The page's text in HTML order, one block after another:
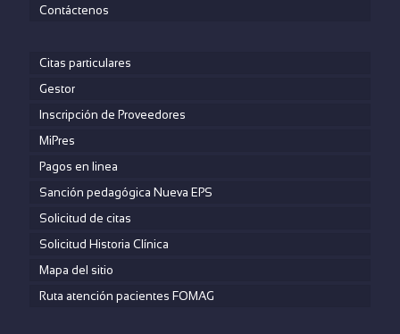
Contáctenos
Citas particulares
Gestor
Inscripción de Proveedores
MiPres
Pagos en linea
Sanción pedagógica Nueva EPS
Solicitud de citas
Solicitud Historia Clínica
Mapa del sitio
Ruta atención pacientes FOMAG